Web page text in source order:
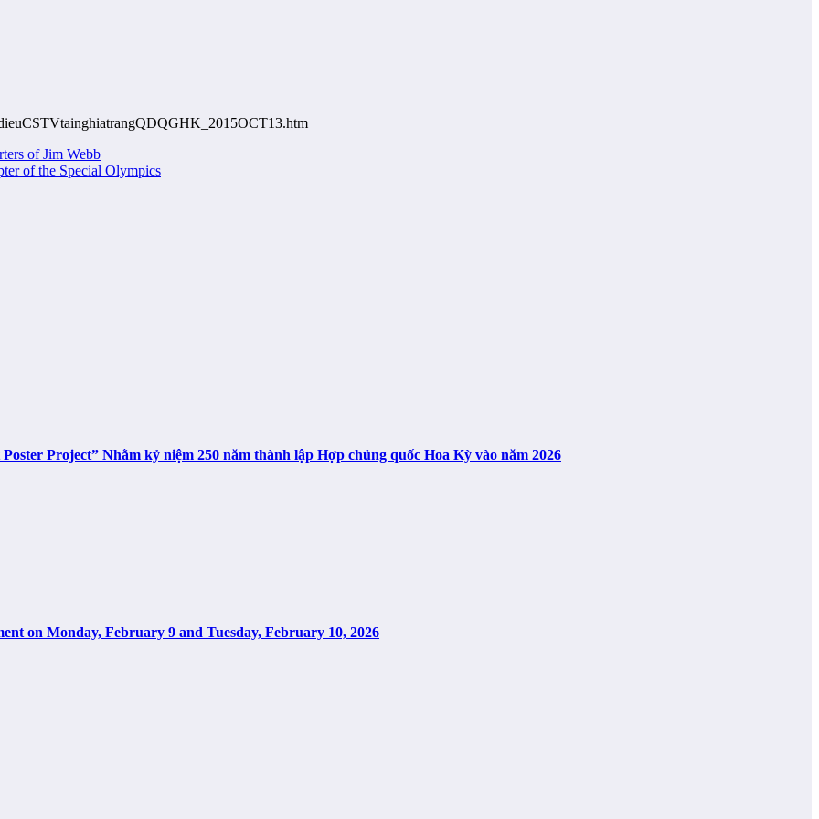
of Jim Webb
of the Special Olympics
Project” Nhằm kỷ niệm 250 năm thành lập Hợp chủng quốc Hoa Kỳ vào năm 2026
on Monday, February 9 and Tuesday, February 10, 2026